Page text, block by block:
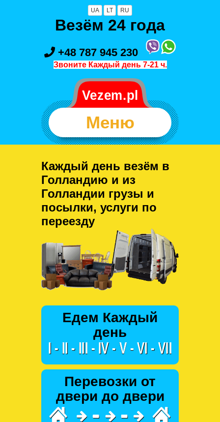
UA LT RU
Везём 24 года
+48 787 945 230
Звоните Каждый день 7-21 ч.
Меню
Каждый день везём в
Голландию и из
Голландии грузы и
посылки, услуги по
переезду
Едем Каждый
день
Перевозки от
двери до двери